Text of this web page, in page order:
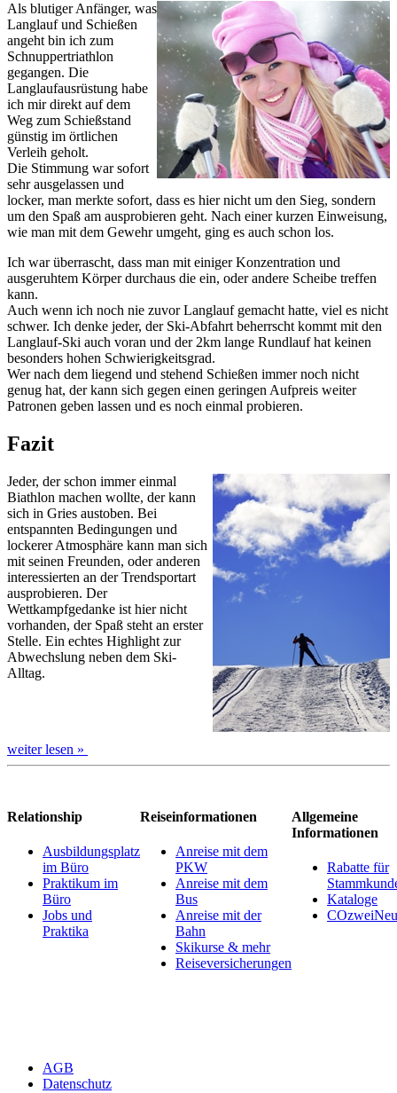
Als blutiger Anfänger, was
Langlauf und Schießen
angeht bin ich zum
Schnuppertriathlon
gegangen. Die
Langlaufausrüstung habe
ich mir direkt auf dem
Weg zum Schießstand
günstig im örtlichen
Verleih geholt.
Die Stimmung war sofort
sehr ausgelassen und
locker, man merkte sofort, dass es hier nicht um den Sieg, sondern
um den Spaß am ausprobieren geht. Nach einer kurzen Einweisung,
wie man mit dem Gewehr umgeht, ging es auch schon los.
Ich war überrascht, dass man mit einiger Konzentration und
ausgeruhtem Körper durchaus die ein, oder andere Scheibe treffen
kann.
Auch wenn ich noch nie zuvor Langlauf gemacht hatte, viel es nicht
schwer. Ich denke jeder, der Ski-Abfahrt beherrscht kommt mit den
Langlauf-Ski auch voran und der 2km lange Rundlauf hat keinen
besonders hohen Schwierigkeitsgrad.
Wer nach dem liegend und stehend Schießen immer noch nicht
genug hat, der kann sich gegen einen geringen Aufpreis weiter
Patronen geben lassen und es noch einmal probieren.
Fazit
Jeder, der schon immer einmal
Biathlon machen wollte, der kann
sich in Gries austoben. Bei
entspannten Bedingungen und
lockerer Atmosphäre kann man sich
mit seinen Freunden, oder anderen
interessierten an der Trendsportart
ausprobieren. Der
Wettkampfgedanke ist hier nicht
vorhanden, der Spaß steht an erster
Stelle. Ein echtes Highlight zur
Abwechslung neben dem Ski-
Alltag.
weiter lesen »
Relationship
Ausbildungsplatz
im Büro
Praktikum im
Büro
Jobs und
Praktika
Reiseinformationen
Anreise mit dem
PKW
Anreise mit dem
Bus
Anreise mit der
Bahn
Skikurse & mehr
Reiseversicherungen
Allgemeine
Informationen
Rabatte für
Kataloge
AGB
Datenschutz